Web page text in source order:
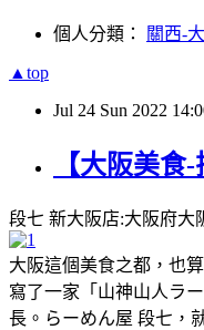
個人分類： 關西-
▲top
Jul 24 Sun 2022
【大阪美食
段七 新大阪店:大阪府大
大阪這個美食之都，也
寫了一家「山神山人ラ
長。らーめん屋 段七，